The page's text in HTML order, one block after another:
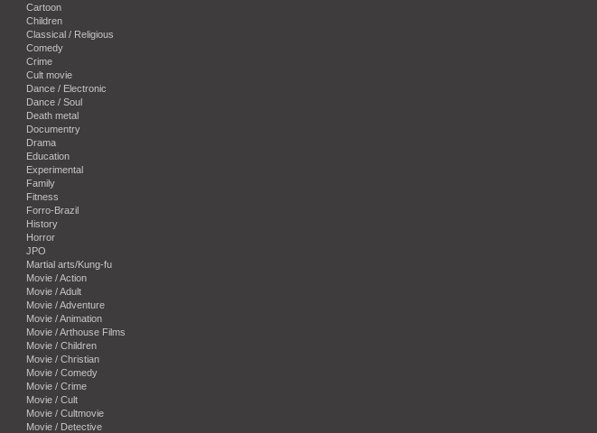
Cartoon
Children
Classical / Religious
Comedy
Crime
Cult movie
Dance / Electronic
Dance / Soul
Death metal
Documentry
Drama
Education
Experimental
Family
Fitness
Forro-Brazil
History
Horror
JPO
Martial arts/Kung-fu
Movie / Action
Movie / Adult
Movie / Adventure
Movie / Animation
Movie / Arthouse Films
Movie / Children
Movie / Christian
Movie / Comedy
Movie / Crime
Movie / Cult
Movie / Cultmovie
Movie / Detective